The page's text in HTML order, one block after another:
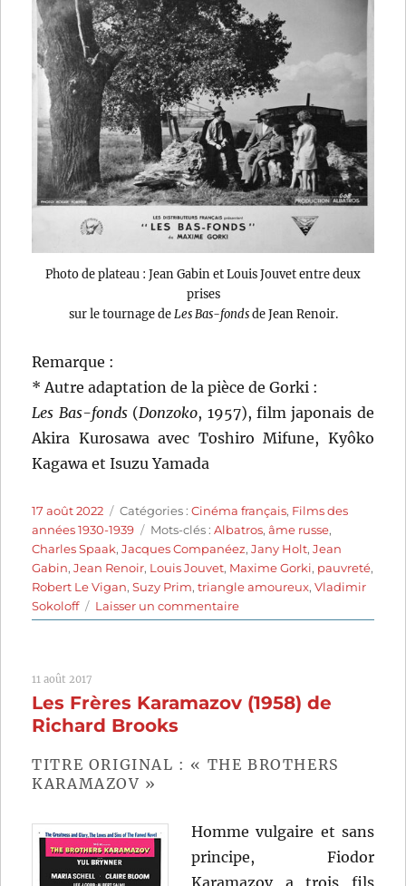
Photo de plateau : Jean Gabin et Louis Jouvet entre deux
prises
sur le tournage deLes Bas-fondsde Jean Renoir.
Remarque :
* Autre adaptation de la pièce de Gorki :
Les Bas-fonds(Donzoko, 1957), film japonais de
Akira Kurosawa avec Toshiro Mifune, Kyôko
Kagawa et Isuzu Yamada
Publié
le
17 août 2022 Catégories
Catégories :Cinéma français, Films des
années 1930-1939
Étiquettes
Mots-clés :Albatros,âme russe,
Charles Spaak,Jacques Companéez,Jany Holt,Jean
Gabin,Jean Renoir, Louis Jouvet, Maxime Gorki, pauvreté,
Robert Le Vigan,Suzy Prim,triangle amoureux,Vladimir
Sokoloff
Laisser un commentairesur
Les
de
11 août 2017
Les Frères Karamazov (1958) de
Richard Brooks
TITRE ORIGINAL : « THE BROTHERS
KARAMAZOV »
Homme vulgaire et sans
principe, Fiodor
Karamazov a trois fils